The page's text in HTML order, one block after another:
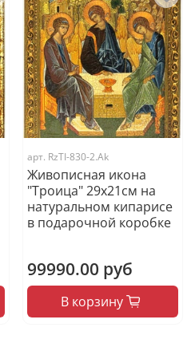
арт. RzTI-830-2.Ak
Живописная икона
"Троица" 29х21см на
натуральном кипарисе
в подарочной коробке
99990.00 руб
В корзину